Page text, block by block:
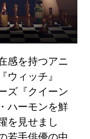
感を持つアニ
ウィッチ』
ズ『クイーン
ハーモンを鮮
を見せまし